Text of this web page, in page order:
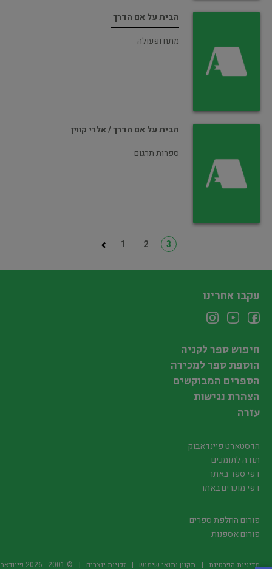
הבית על אם הדרך
מתח ופעולה
הבית על אם הדרך / אלרי קווין
ספרות תרגום
1 2 3
עקבו אחרינו
חיפוש ספר לקניה
הוספת ספר למכירה
הספרים המבוקשים
הצהרת נגישות
עזרה
הדסטארט פיינדאבוק
תודה לתומכים
דפי ספר באתר
דפי מוכרים באתר
פורום החלפת ספרים
פורום אספנות
מדיניות הפרטיות תקנון ותנאי שימוש זכויות יוצרים © 2001 -
2026